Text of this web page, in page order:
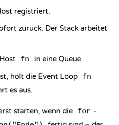
registriert.
zurück. Der Stack arbeitet
fn
in eine Queue.
holt die Event Loop
fn
es aus.
starten, wenn die for -